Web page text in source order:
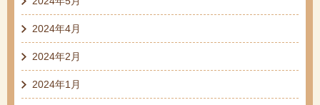
2024年4月
2024年2月
2024年1月